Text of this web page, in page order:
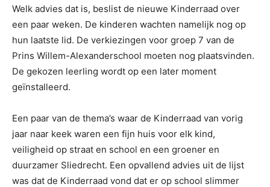
Welk advies dat is, beslist de nieuwe Kinderraad over
een paar weken. De kinderen wachten namelijk nog op
hun laatste lid. De verkiezingen voor groep 7 van de
Prins Willem-Alexanderschool moeten nog plaatsvinden.
De gekozen leerling wordt op een later moment
geïnstalleerd.
Een paar van de thema’s waar de Kinderraad van vorig
jaar naar keek waren een fijn huis voor elk kind,
veiligheid op straat en school en een groener en
duurzamer Sliedrecht. Een opvallend advies uit de lijst
was dat de Kinderraad vond dat er op school slimmer